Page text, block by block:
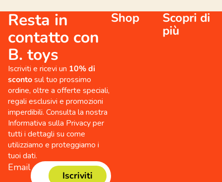
Resta in
contatto con
B. toys
Iscriviti e ricevi un 10% di
scontosul tuo prossimo
ordine, oltre a offerte speciali,
regali esclusivi e promozioni
imperdibili. Consulta la nostra
Informativa sulla Privacy per
tutti i dettagli su come
utilizziamo e proteggiamo i
tuoi dati.
Email
Iscriviti
Shop
Scopri di
più